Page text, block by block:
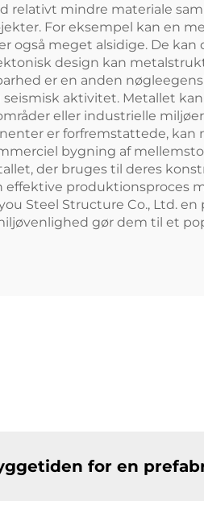
relativt mindre materiale
For eksempel kan en
også meget alsidige. De
design kan
er en anden
aktivitet. Metallet
eller industrielle
er forfremstattede,
bygning af
der bruges til deres
effektive produktionsproces
Steel Structure Co., Ltd.
gør dem til et
for en